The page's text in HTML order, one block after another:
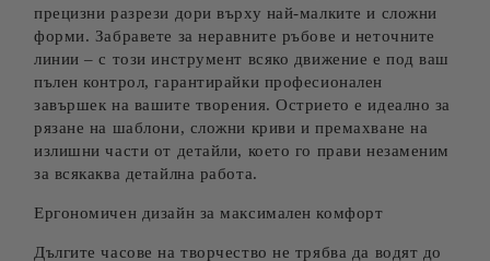
прецизни разрези дори върху най-малките и сложни
форми. Забравете за неравните ръбове и неточните
линии – с този инструмент всяко движение е под ваш
пълен контрол, гарантирайки професионален
завършек на вашите творения. Острието е идеално за
рязане на шаблони, сложни криви и премахване на
излишни части от детайли, което го прави незаменим
за всякаква детайлна работа.
Ергономичен дизайн за максимален комфорт
Дългите часове на творчество не трябва да водят до